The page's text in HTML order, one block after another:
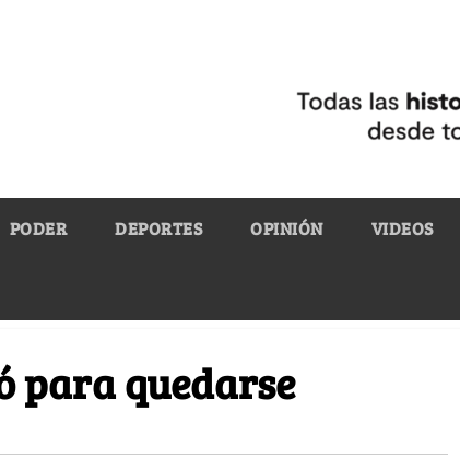
PODER DEPORTES OPINIÓN VIDEOS
para quedarse